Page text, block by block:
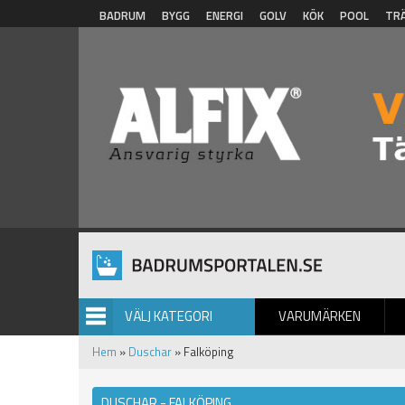
Hoppa till huvudinnehåll
BADRUM BYGG ENERGI GOLV KÖK POOL
VÄLJ KATEGORI VARUMÄRKEN
BILDGALLERI
Hem » Duschar » Falköping